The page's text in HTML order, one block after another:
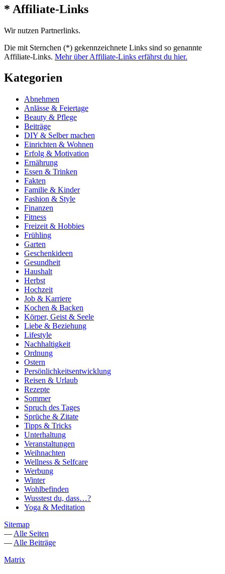
* Affiliate-Links
Wir nutzen Partnerlinks.
Die mit Sternchen (*) gekennzeichnete Links sind so genannte
Affiliate-Links. Mehr über Affiliate-Links erfährst du hier.
Kategorien
Abnehmen
Anlässe & Feiertage
Beauty & Pflege
Beiträge
DIY & Selber machen
Einrichten & Wohnen
Erfolg & Motivation
Ernährung
Essen & Trinken
Fakten
Familie & Kinder
Fashion & Style
Finanzen
Fitness
Freizeit & Hobbies
Frühling
Garten
Geschenkideen
Gesundheit
Haushalt
Herbst
Hochzeit
Job & Karriere
Kochen & Backen
Körper, Geist & Seele
Liebe & Beziehung
Lifestyle
Nachhaltigkeit
Ordnung
Ostern
Persönlichkeitsentwicklung
Reisen & Urlaub
Rezepte
Sommer
Spruch des Tages
Sprüche & Zitate
Tipps & Tricks
Unterhaltung
Veranstaltungen
Weihnachten
Wellness & Selfcare
Werbung
Winter
Wohlbefinden
Wusstest du, dass…?
Yoga & Meditation
Sitemap
— Alle Seiten
— Alle Beiträge
Matrix